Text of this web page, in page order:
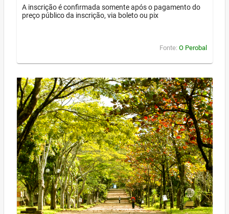
A inscrição é confirmada somente após o pagamento do
preço público da inscrição, via boleto ou pix
Fonte: O Perobal